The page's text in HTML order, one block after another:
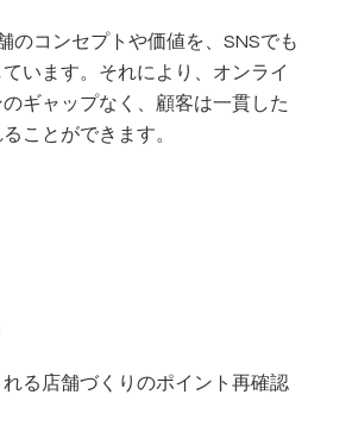
のコンセプトや価値を、SNSでも
います。それにより、オンライ
ギャップなく、顧客は一貫した
ことができます。
る店舗づくりのポイント再確認